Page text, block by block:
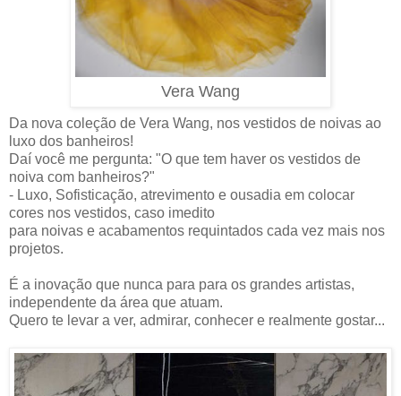
Vera Wang
Da nova coleção de Vera Wang, nos vestidos de noivas ao
luxo dos banheiros!
Daí você me pergunta: "O que tem haver os vestidos de
noiva com banheiros?"
- Luxo, Sofisticação, atrevimento e ousadia em colocar
cores nos vestidos, caso imedito
para noivas e acabamentos requintados cada vez mais nos
projetos.
É a inovação que nunca para para os grandes artistas,
independente da área que atuam.
Quero te levar a ver, admirar, conhecer e realmente gostar...